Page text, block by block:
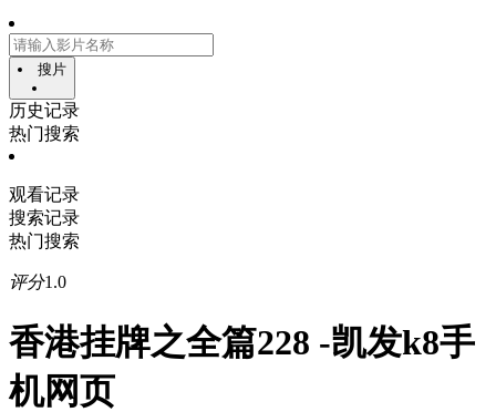
搜片
历史记录
热门搜索
观看记录
搜索记录
热门搜索
评分1.0
香港挂牌之全篇228 -凯发k8手
机网页